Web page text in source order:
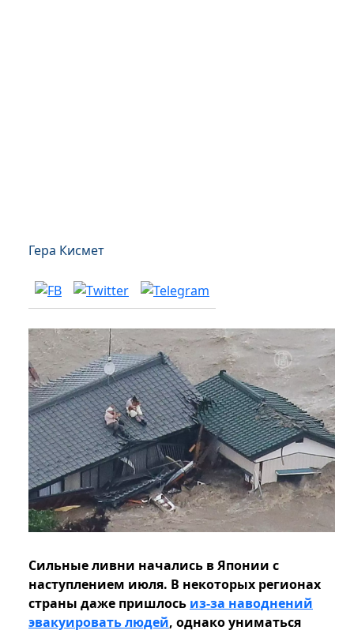
Гера Кисмет
Сильные ливни начались в Японии с
наступлением июля. В некоторых регионах
страны даже пришлось из-за наводнений
эвакуировать людей, однако униматься